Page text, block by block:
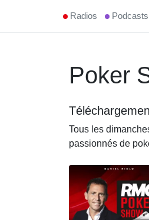
Radios Podcasts
Poker
Tous les
passionnés de